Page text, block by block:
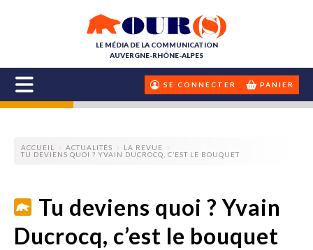
LE MÉDIA DE LA COMMUNICATION
AUVERGNE-RHÔNE-ALPES
SE CONNECTER PANIER
ACCUEIL ACTUALITÉS
LA REVUE
TU DEVIENS QUOI ? YVAIN DUCROCQ, C’EST LE BOUQUET
Tu deviens quoi ? Yvain
Ducrocq, c’est le bouquet